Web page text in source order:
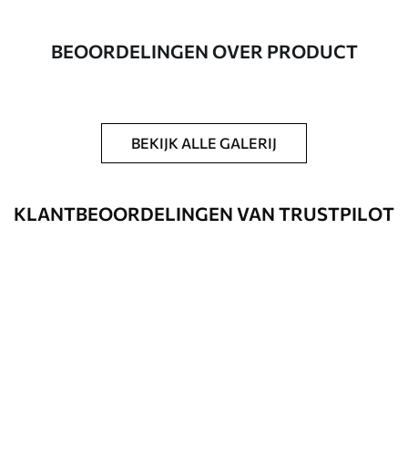
Kan voorzichtig worden gereinigd met
BEOORDELINGEN OVER PRODUCT
BEKIJK ALLE GALERIJ
KLANTBEOORDELINGEN VAN TRUSTPILOT